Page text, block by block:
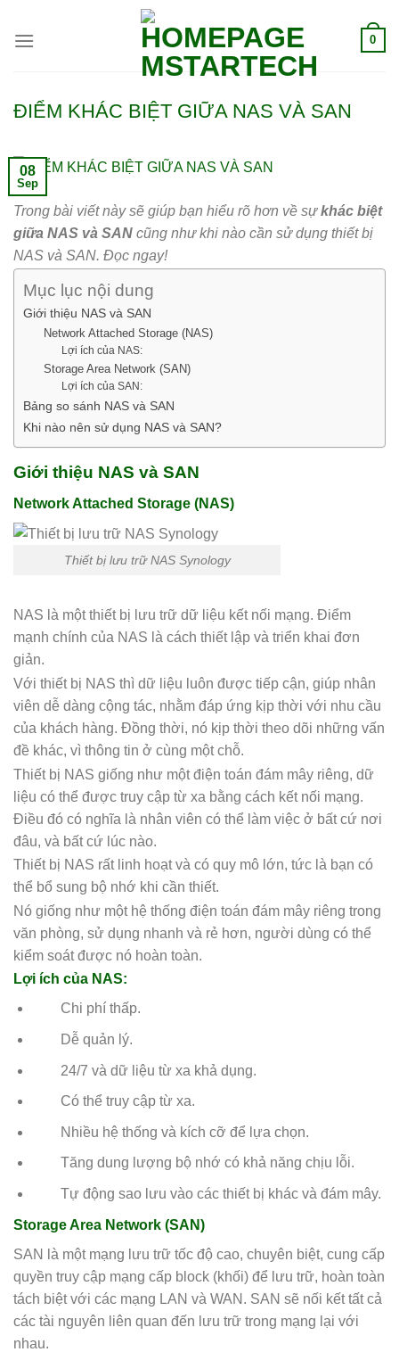
0
ĐIỂM KHÁC BIỆT GIỮA NAS VÀ SAN
08
Sep
Trong bài viết này sẽ giúp bạn hiểu rõ hơn về sựkhác biệt
giữa NAS và SAN cũng như khi nào cần sử dụng thiết bị
NAS và SAN. Đọc ngay!
Mục lục nội dung
Giới thiệu NAS và SAN
Network Attached Storage (NAS)
Lợi ích của NAS:
Storage Area Network (SAN)
Lợi ích của SAN:
Bảng so sánh NAS và SAN
Khi nào nên sử dụng NAS và SAN?
Giới thiệu NAS và SAN
Network Attached Storage (NAS)
Thiết bị lưu trữ NAS Synology
NAS là một thiết bị lưu trữ dữ liệu kết nối mạng. Điểm
mạnh chính của NAS là cách thiết lập và triển khai đơn
giản.
Với thiết bị NAS thì dữ liệu luôn được tiếp cận, giúp nhân
viên dễ dàng cộng tác, nhằm đáp ứng kịp thời với nhu cầu
của khách hàng. Đồng thời, nó kịp thời theo dõi những vấn
đề khác, vì thông tin ở cùng một chỗ.
Thiết bị NAS giống như một điện toán đám mây riêng, dữ
liệu có thể được truy cập từ xa bằng cách kết nối mạng.
Điều đó có nghĩa là nhân viên có thể làm việc ở bất cứ nơi
đâu, và bất cứ lúc nào.
Thiết bị NAS rất linh hoạt và có quy mô lớn, tức là bạn có
thể bổ sung bộ nhớ khi cần thiết.
Nó giống như một hệ thống điện toán đám mây riêng trong
văn phòng, sử dụng nhanh và rẻ hơn, người dùng có thể
kiểm soát được nó hoàn toàn.
Lợi ích của NAS:
Chi phí thấp.
Dễ quản lý.
24/7 và dữ liệu từ xa khả dụng.
Có thể truy cập từ xa.
Nhiều hệ thống và kích cỡ để lựa chọn.
Tăng dung lượng bộ nhớ có khả năng chịu lỗi.
Tự động sao lưu vào các thiết bị khác và đám mây.
Storage Area Network (SAN)
SAN là một mạng lưu trữ tốc độ cao, chuyên biệt, cung cấp
quyền truy cập mạng cấp block (khối) để lưu trữ, hoàn toàn
tách biệt với các mạng LAN và WAN. SAN sẽ nối kết tất cả
các tài nguyên liên quan đến lưu trữ trong mạng lại với
nhau.